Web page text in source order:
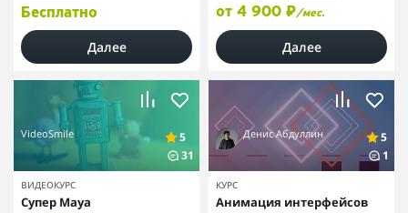
Бесплатно
Далее
от 4 900 ₽/мес.
Далее
VideoSmile
5
31
ВИДЕОКУРС
Супер Maya
Денис Абдуллин
5
1
КУРС
Анимация интерфейсов